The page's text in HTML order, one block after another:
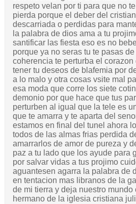
respeto velan por ti para que no
pierda porque el deber del
descarriada o perdidas para
la palabra de dios ama a tu
santificar las fiesta eso es no
porque ya no seras tu te pasas
coherencia te perturba el corazon
tener tu deseos de blafemia por
a lo malo y otra cosas vsite mal
esa moda que corre los siete
demonio por que hace que tus
perturben al igual que la tele es
que te amarra y te aparta del
estamos en final del tunel ahora
todos de las almas frias perdida
amarrarlos de amor de pureza y
paz a tu lado que los ayude para
por salvar vidas a tus projimo
aguantesen agarra la palabra de
en tentacion mas libranos de la
de mi tierra y deja nuestro
hermano de la iglesia cristiana